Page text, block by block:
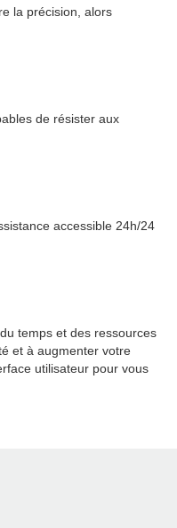
la précision, alors
de résister aux
accessible 24h/24
temps et des ressources
et à augmenter votre
utilisateur pour vous